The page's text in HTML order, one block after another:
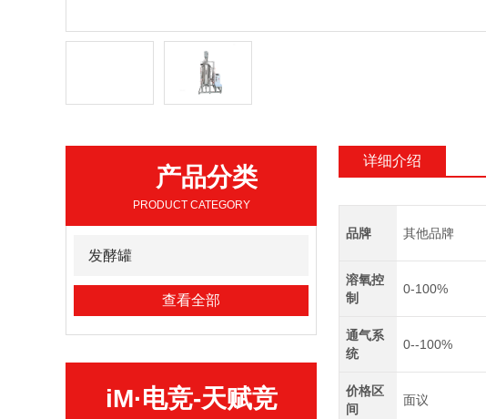
产品分类
PRODUCT CATEGORY
发酵罐
查看全部
iM·电竞-天赋竞
详细介绍
品牌 其他品牌
溶氧控
制
0-100%
通气系
统
0--100%
价格区
间
面议